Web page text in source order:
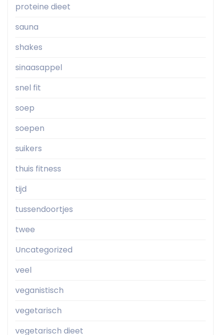
proteine dieet
sauna
shakes
sinaasappel
snel fit
soep
soepen
suikers
thuis fitness
tijd
tussendoortjes
twee
Uncategorized
veel
veganistisch
vegetarisch
vegetarisch dieet